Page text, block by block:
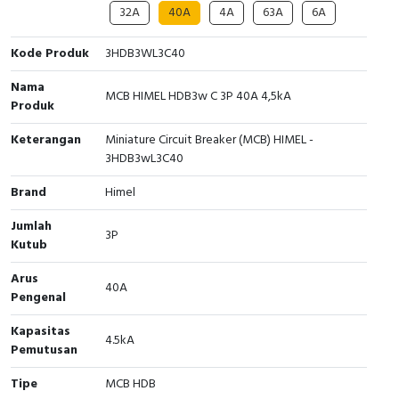
Cable Operated Switch
Signalling Columns
Safety Sensors
Pressure Switch
Ultrasonic & Rotary Encoder
Limit Switch
Inductive Sensors
Photoelectric
Cam Switch
Panel Box
32A
40A 4A 63A
6A
Kode Produk
3HDB3WL3C40
Nama
Produk
MCB HIMEL HDB3w C 3P 40A 4,5kA
Keterangan
Miniature Circuit Breaker (MCB) HIMEL -
3HDB3wL3C40
Brand
Himel
Jumlah
Kutub
3P
Arus
Pengenal
40A
Kapasitas
Pemutusan
4.5kA
Tipe
MCB HDB